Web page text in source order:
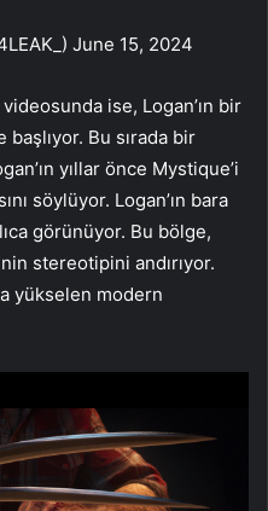
June 15, 2024
ise, Logan’ın bir
Bu sırada bir
yıllar önce Mystique’i
söylüyor. Logan’ın bara
görünüyor. Bu bölge,
stereotipini andırıyor.
yükselen modern